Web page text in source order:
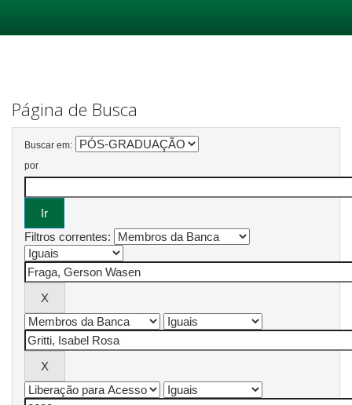
Página de Busca
Buscar em:
por
Filtros correntes: